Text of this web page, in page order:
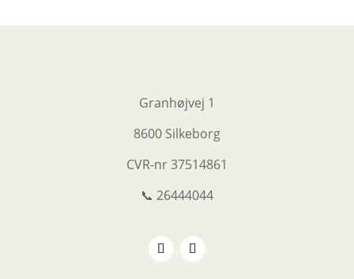
Granhøjvej 1
8600 Silkeborg
CVR-nr37514861
📞 26444044